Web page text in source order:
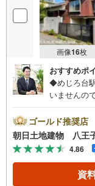
画像16枚
おすすめポ
◆めじろ台
いませんの
道路5m幅で
ーベッドや
さなお子様
求、住宅ロ
スタッフ
数ご用意
ゴールド推奨店
朝日土地建物 八王
4.86
資